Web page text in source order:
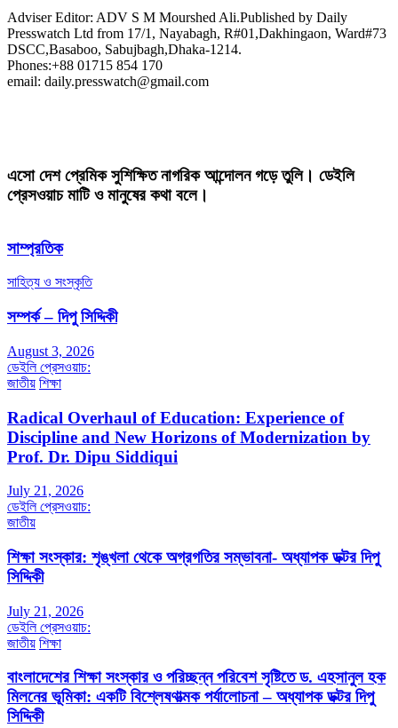
Adviser Editor: ADV S M Mourshed Ali.Published by Daily
Presswatch Ltd from 17/1, Nayabagh, R#01,Dakhingaon, Ward#73
DSCC,Basaboo, Sabujbagh,Dhaka-1214.
Phones:+88 01715 854 170
email: daily.presswatch@gmail.com
এসো দেশ প্রেমিক সুশিক্ষিত নাগরিক আন্দোলন গড়ে তুলি। ডেইলি
প্রেসওয়াচ মাটি ও মানুষের কথা বলে।
সাম্প্রতিক
সাহিত্য ও সংস্কৃতি
সম্পর্ক – দিপু সিদ্দিকী
August 3, 2026
ডেইলি প্রেসওয়াচ:
জাতীয় শিক্ষা
Radical Overhaul of Education: Experience of
Discipline and New Horizons of Modernization by
Prof. Dr. Dipu Siddiqui
July 21, 2026
ডেইলি প্রেসওয়াচ:
জাতীয়
শিক্ষা সংস্কার: শৃঙ্খলা থেকে অগ্রগতির সম্ভাবনা- অধ্যাপক ডক্টর দিপু
সিদ্দিকী
July 21, 2026
ডেইলি প্রেসওয়াচ:
জাতীয় শিক্ষা
বাংলাদেশের শিক্ষা সংস্কার ও পরিচ্ছন্ন পরিবেশ সৃষ্টিতে ড. এহসানুল হক
মিলনের ভূমিকা: একটি বিশ্লেষণাত্মক পর্যালোচনা – অধ্যাপক ডক্টর দিপু
সিদ্দিকী